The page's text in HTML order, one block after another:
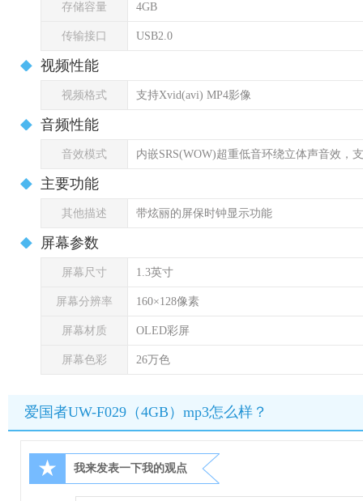
存储容量 4GB
传输接口 USB2.0
视频性能
视频格式 支持Xvid(avi) MP4影像
音频性能
音效模式 内嵌SRS(WOW)超重低音环绕立体声音效，
主要功能
其他描述 带炫丽的屏保时钟显示功能
屏幕参数
屏幕尺寸 1.3英寸
屏幕分辨率 160×128像素
屏幕材质 OLED彩屏
屏幕色彩 26万色
爱国者UW-F029（4GB）mp3怎么样？
★ 我来发表一下我的观点